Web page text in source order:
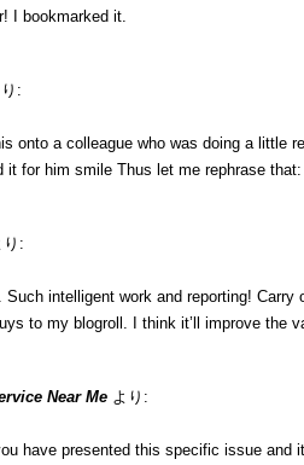
I bookmarked it.
:
onto a colleague who was doing a little
it for him smile Thus let me rephrase
り:
intelligent work and reporting! Carry
to my blogroll. I think it’ll improve the
Near Me より:
have presented this specific issue and